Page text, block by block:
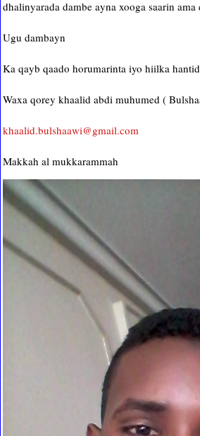
dhalinyarada dambe ayna xooga saarin
Ugu dambayn
Ka qayb qaado horumarinta iyo hiilka
Waxa qorey khaalid abdi muhumed (
khaalid.bulshaawi@gmail.com
Makkah al mukkarammah